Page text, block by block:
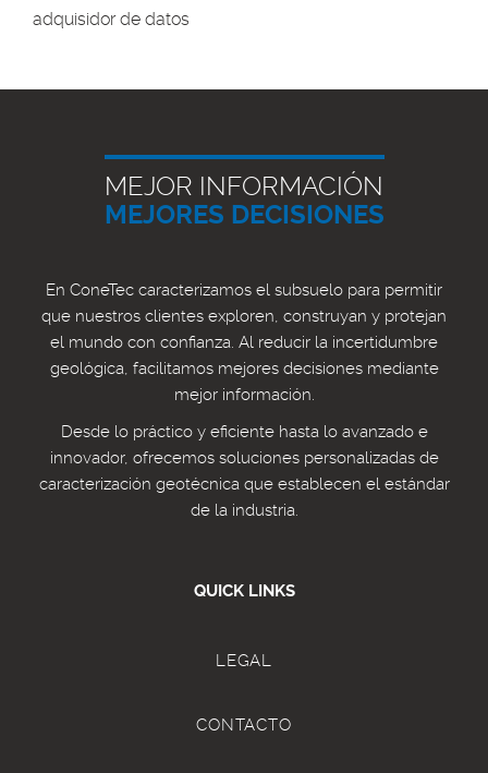
adquisidor de datos
MEJOR INFORMACIÓN
MEJORES DECISIONES
En ConeTec caracterizamos el subsuelo para permitir
que nuestros clientes exploren, construyan y protejan
el mundo con confianza. Al reducir la incertidumbre
geológica, facilitamos mejores decisiones mediante
mejor información.
Desde lo práctico y eficiente hasta lo avanzado e
innovador, ofrecemos soluciones personalizadas de
caracterización geotécnica que establecen el estándar
de la industria.
QUICK LINKS
LEGAL
CONTACTO